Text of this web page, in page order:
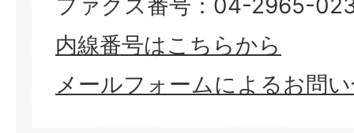
ファクス番号：04-2965-
内線番号はこちらから​​​​​​​
メールフォームによるお問